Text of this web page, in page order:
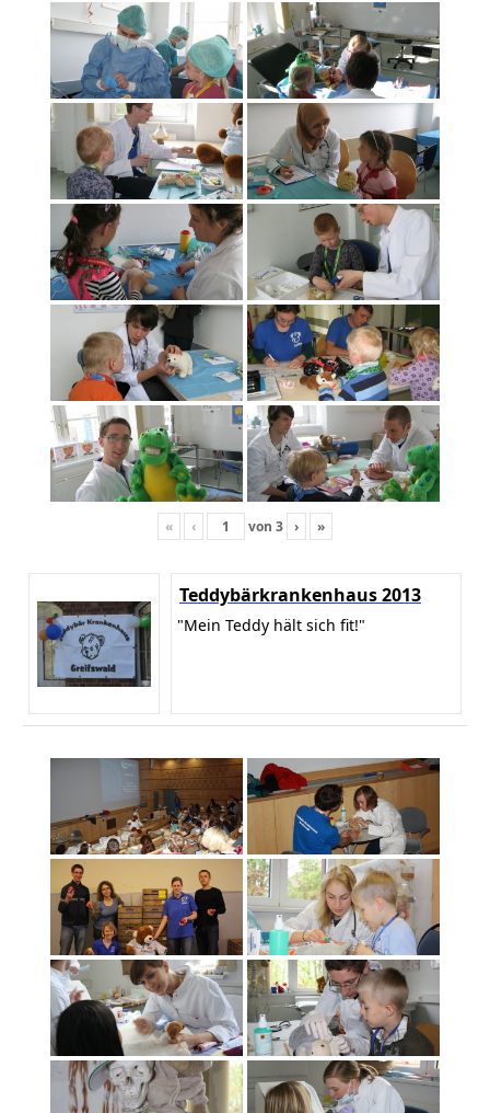
« ‹ von 3 › »
Teddybärkrankenhaus 2013
"Mein Teddy hält sich fit!"